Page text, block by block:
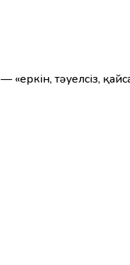
«еркін, тәуелсіз,